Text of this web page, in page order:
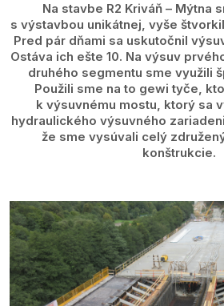
Na stavbe R2 Kriváň – Mýtna
s výstavbou unikátnej, vyše
Pred pár dňami sa uskutočnil
Ostáva ich ešte 10. Na výsuv
druhého segmentu sme využili
Použili sme na to gewi tyče,
k výsuvnému mostu, ktorý sa
hydraulického výsuvného
že sme vysúvali celý
konštrukcie.